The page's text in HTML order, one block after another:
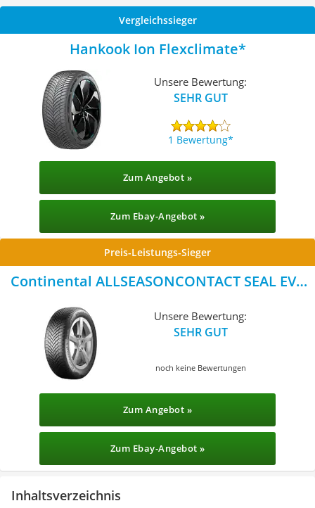
Vergleichssieger
Hankook Ion Flexclimate
Unsere Bewertung:
SEHR GUT
1 Bewertung
Zum Angebot »
Zum Ebay-Angebot »
Preis-Leistungs-Sieger
Continental ALLSEASONCONTACT SEAL EVC
Unsere Bewertung:
SEHR GUT
noch keine Bewertungen
Zum Angebot »
Zum Ebay-Angebot »
Inhaltsverzeichnis